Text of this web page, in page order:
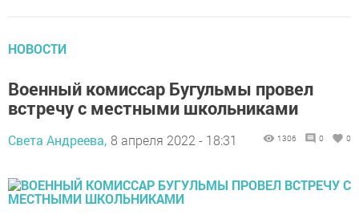
НОВОСТИ
Военный комиссар Бугульмы провел
встречу с местными школьниками
Света Андреева, 8 апреля 2022 - 18:31 1306 0 0